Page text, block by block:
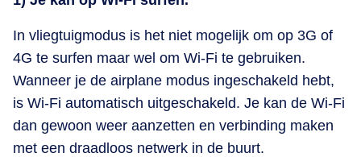
In vliegtuigmodus is het niet mogelijk om op 3G of
4G te surfen maar wel om Wi-Fi te gebruiken.
Wanneer je de airplane modus ingeschakeld hebt,
is Wi-Fi automatisch uitgeschakeld. Je kan de Wi-Fi
dan gewoon weer aanzetten en verbinding maken
met een draadloos netwerk in de buurt.